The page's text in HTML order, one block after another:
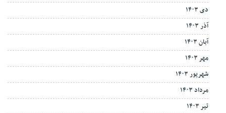
دی ۱۴۰۳
آذر ۱۴۰۳
آبان ۱۴۰۳
مهر ۱۴۰۳
شهریور ۱۴۰۳
مرداد ۱۴۰۳
تیر ۱۴۰۳